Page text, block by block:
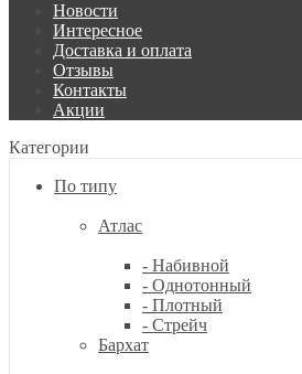
Новости
Интересное
Доставка и оплата
Отзывы
Контакты
Акции
Категории
По типу
Атлас
- Набивной
- Однотонный
- Плотный
- Стрейч
Бархат